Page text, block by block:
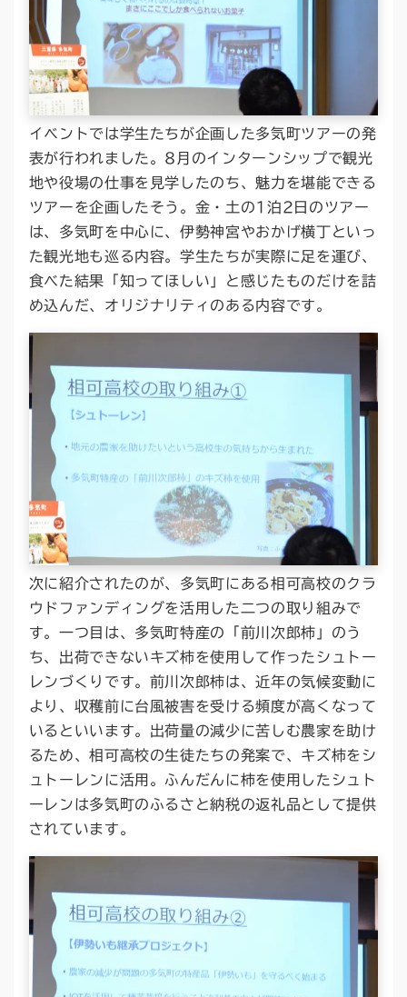
イベントでは学生たちが企画した多気町ツアーの発
表が行われました。8月のインターンシップで観光
地や役場の仕事を見学したのち、魅力を堪能できる
ツアーを企画したそう。金・土の1泊2日のツアー
は、多気町を中心に、伊勢神宮やおかげ横丁といっ
た観光地も巡る内容。学生たちが実際に足を運び、
食べた結果「知ってほしい」と感じたものだけを詰
め込んだ、オリジナリティのある内容です。
次に紹介されたのが、多気町にある相可高校のクラ
ウドファンディングを活用した二つの取り組みで
す。一つ目は、多気町特産の「前川次郎柿」のう
ち、出荷できないキズ柿を使用して作ったシュトー
レンづくりです。前川次郎柿は、近年の気候変動に
より、収穫前に台風被害を受ける頻度が高くなって
いるといいます。出荷量の減少に苦しむ農家を助け
るため、相可高校の生徒たちの発案で、キズ柿をシ
ュトーレンに活用。ふんだんに柿を使用したシュト
ーレンは多気町のふるさと納税の返礼品として提供
されています。